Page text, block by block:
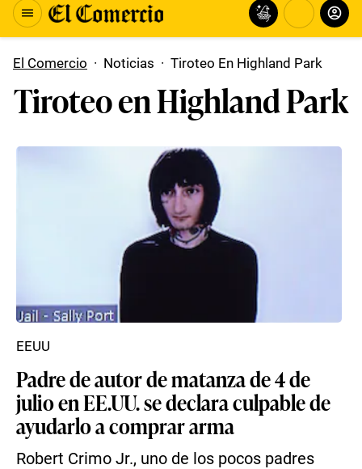
El Comercio · Noticias · Tiroteo En Highland Park
Tiroteo en Highland Park
Padre de autor de matanza de 4 de
julio en EE.UU. se declara culpable de
ayudarlo a comprar arma
Robert Crimo Jr., uno de los pocos padres
EEUU